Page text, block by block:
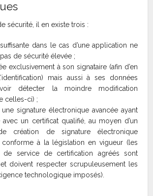
sécurité, il en existe trois :
dans le cas d’une application ne
de sécurité élevée ;
exclusivement à son signataire (afin d’en
mais aussi à ses données
détecter la moindre modification
celles-ci) ;
une signature électronique avancée ayant
avec un certificat qualifié, au moyen d’un
création de signature électronique
à la législation en vigueur (les
de service de certification agréés sont
doivent respecter scrupuleusement les
technologique imposés).